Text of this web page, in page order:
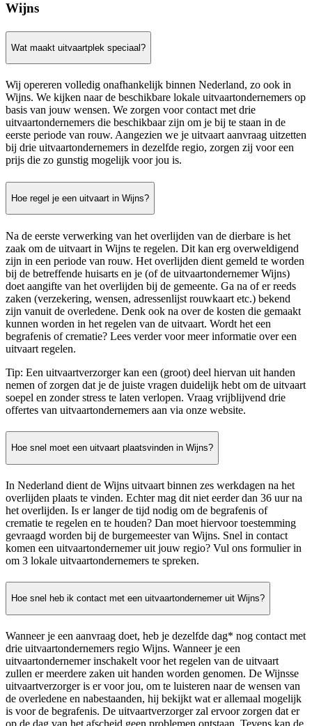
Wijns
Wat maakt uitvaartplek speciaal?
Wij opereren volledig onafhankelijk binnen Nederland, zo ook in
Wijns. We kijken naar de beschikbare lokale uitvaartondernemers op
basis van jouw wensen. We zorgen voor contact met drie
uitvaartondernemers die beschikbaar zijn om je bij te staan in de
eerste periode van rouw. Aangezien we je uitvaart aanvraag uitzetten
bij drie uitvaartondernemers in dezelfde regio, zorgen zij voor een
prijs die zo gunstig mogelijk voor jou is.
Hoe regel je een uitvaart in Wijns?
Na de eerste verwerking van het overlijden van de dierbare is het
zaak om de uitvaart in Wijns te regelen. Dit kan erg overweldigend
zijn in een periode van rouw. Het overlijden dient gemeld te worden
bij de betreffende huisarts en je (of de uitvaartondernemer Wijns)
doet aangifte van het overlijden bij de gemeente. Ga na of er reeds
zaken (verzekering, wensen, adressenlijst rouwkaart etc.) bekend
zijn vanuit de overledene. Denk ook na over de kosten die gemaakt
kunnen worden in het regelen van de uitvaart. Wordt het een
begrafenis of crematie? Lees verder voor meer informatie over een
uitvaart regelen.
Tip: Een uitvaartverzorger kan een (groot) deel hiervan uit handen
nemen of zorgen dat je de juiste vragen duidelijk hebt om de uitvaart
soepel en zonder stress te laten verlopen. Vraag vrijblijvend drie
offertes van uitvaartondernemers aan via onze website.
Hoe snel moet een uitvaart plaatsvinden in Wijns?
In Nederland dient de Wijns uitvaart binnen zes werkdagen na het
overlijden plaats te vinden. Echter mag dit niet eerder dan 36 uur na
het overlijden. Is er langer de tijd nodig om de begrafenis of
crematie te regelen en te houden? Dan moet hiervoor toestemming
gevraagd worden bij de burgemeester van Wijns. Snel in contact
komen een uitvaartondernemer uit jouw regio? Vul ons formulier in
om 3 lokale uitvaartondernemers te spreken.
Hoe snel heb ik contact met een uitvaartondernemer uit Wijns?
Wanneer je een aanvraag doet, heb je dezelfde dag* nog contact met
drie uitvaartondernemers regio Wijns. Wanneer je een
uitvaartondernemer inschakelt voor het regelen van de uitvaart
zullen er meerdere zaken uit handen worden genomen. De Wijnsse
uitvaartverzorger is er voor jou, om te luisteren naar de wensen van
de overledene en nabestaanden, hij bekijkt wat er allemaal mogelijk
is voor de begrafenis. De uitvaartverzorger zal ervoor zorgen dat er
op de dag van het afscheid geen problemen ontstaan. Tevens kan de